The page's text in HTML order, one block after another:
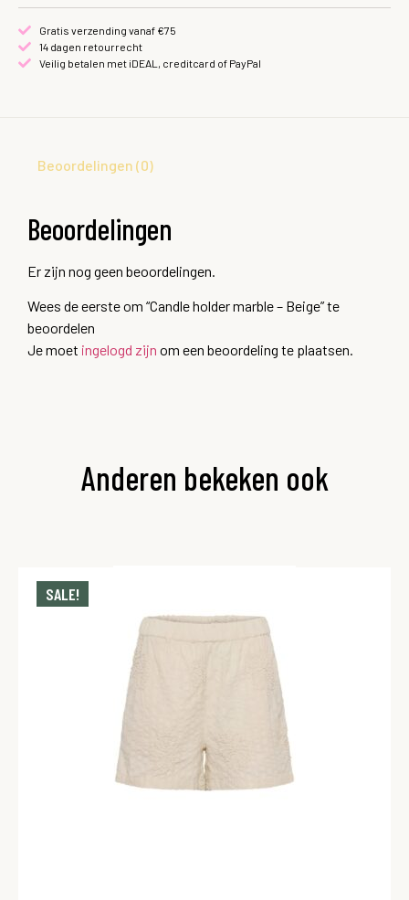
Gratis verzending vanaf €75
14 dagen retourrecht
Veilig betalen met iDEAL, creditcard of PayPal
Beoordelingen (0)
Beoordelingen
Er zijn nog geen beoordelingen.
Wees de eerste om “Candle holder marble – Beige” te
beoordelen
Je moet ingelogd zijn om een beoordeling te plaatsen.
Anderen bekeken ook
SALE!